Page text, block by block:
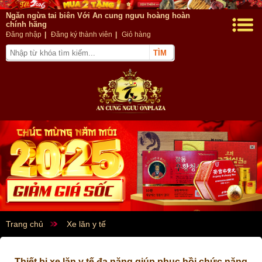
Ngăn ngừa tai biên Với An cung ngưu hoàng hoàn
chính hãng
Đăng nhập Đăng ký thành viên Giỏ hàng
Trang chủ Xe lăn y tế